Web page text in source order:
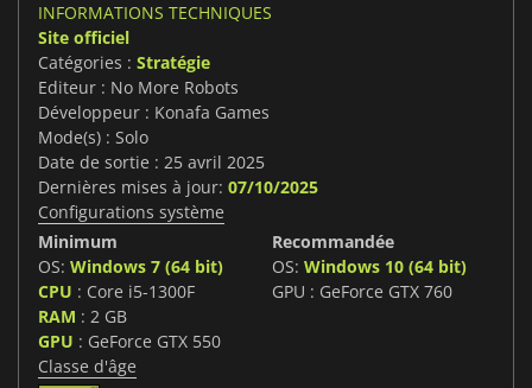
INFORMATIONS TECHNIQUES
Site officiel
Catégories : Stratégie
Editeur : No More Robots
Développeur : Konafa Games
Mode(s) : Solo
Date de sortie : 25 avril 2025
Dernières mises à jour: 07/10/2025
Configurations système
Minimum
OS: Windows 7 (64 bit)
CPU : Core i5-1300F
RAM : 2 GB
GPU : GeForce GTX 550
Recommandée
OS: Windows 10 (64 bit)
GPU : GeForce GTX 760
Classe d'âge